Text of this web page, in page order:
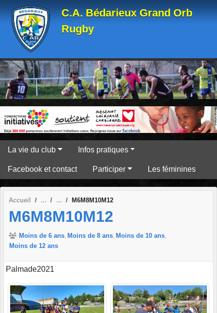
C.A. Bédarieux Grand Orb
Rugby
La vie du club Infos pratiques
Facebook et contact Participer Les féminines
Accueil M6M8M10M12
M6M8M10M12
Moins de 6 ans Moins de 8 ans Moins de 10 ans
Moins de 12 ans
Palmade2021
Panneau de gestion des cookies